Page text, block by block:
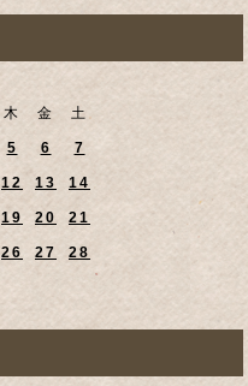
木 金 土
5 6 7
12 13 14
19 20 21
26 27 28